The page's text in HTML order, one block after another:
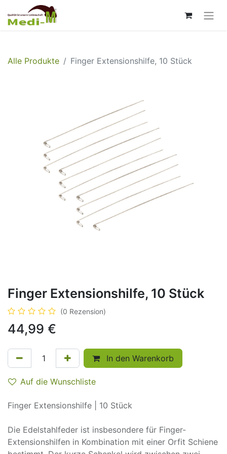
Alle Produkte Finger Extensionshilfe, 10 Stück
Finger Extensionshilfe, 10 Stück
(0 Rezension)
44,99 €
In den Warenkorb
Auf die Wunschliste
Finger Extensionshilfe | 10 Stück
Die Edelstahlfeder ist insbesondere für Finger-
Extensionshilfen in Kombination mit einer Orfit Schiene